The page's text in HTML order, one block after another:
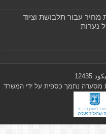
תלבושת וציוד
מסעדה נתמך כספית על ידי המשרד